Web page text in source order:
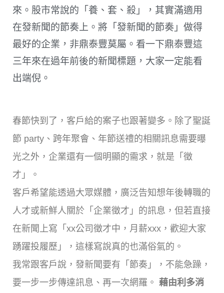
來。股市常說的「養、套、殺」，其實滿適用
在發新聞的節奏上。將「發新聞的節奏」做得
最好的企業，非鼎泰豐莫屬。看一下鼎泰豐這
三年來在過年前後的新聞標題，大家一定能看
出端倪。
春節快到了，客戶給的案子也跟著變多。除了聖誕
節 party、跨年聚會、年節送禮的相關訊息需要曝
光之外，企業還有一個明顯的需求，就是「徵
才」。
客戶希望能透過大眾媒體，廣泛告知想年後轉職的
人才或新鮮人關於「企業徵才」的訊息，但若直接
在新聞上寫「xx公司徵才中，月薪xxx，歡迎大家
踴躍投履歷」，這樣寫說真的也滿俗氣的。
我常跟客戶說，發新聞要有「節奏」，不能急躁，
要一步一步傳達訊息、再一次網羅。 藉由利多消